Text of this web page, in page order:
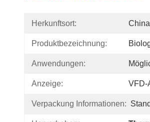
Herkunftsort: China
Produktbezeichnung:
Anwendungen:
Anzeige: VFD-
Verpackung Informationen: